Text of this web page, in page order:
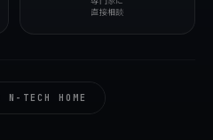
直接相談
N-TECH HOME